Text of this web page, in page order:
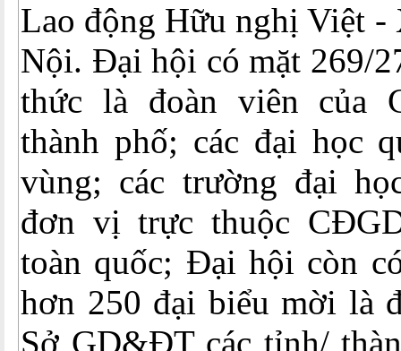
Lao động Hữu nghị Việt -
Nội. Đại hội có mặt 269/
thức là đoàn viên của
thành phố; các đại học
vùng; các trường đại
đơn vị trực thuộc
toàn quốc; Đại hội còn
hơn 250 đại biểu mời là
Sở GD&ĐT các tỉnh/